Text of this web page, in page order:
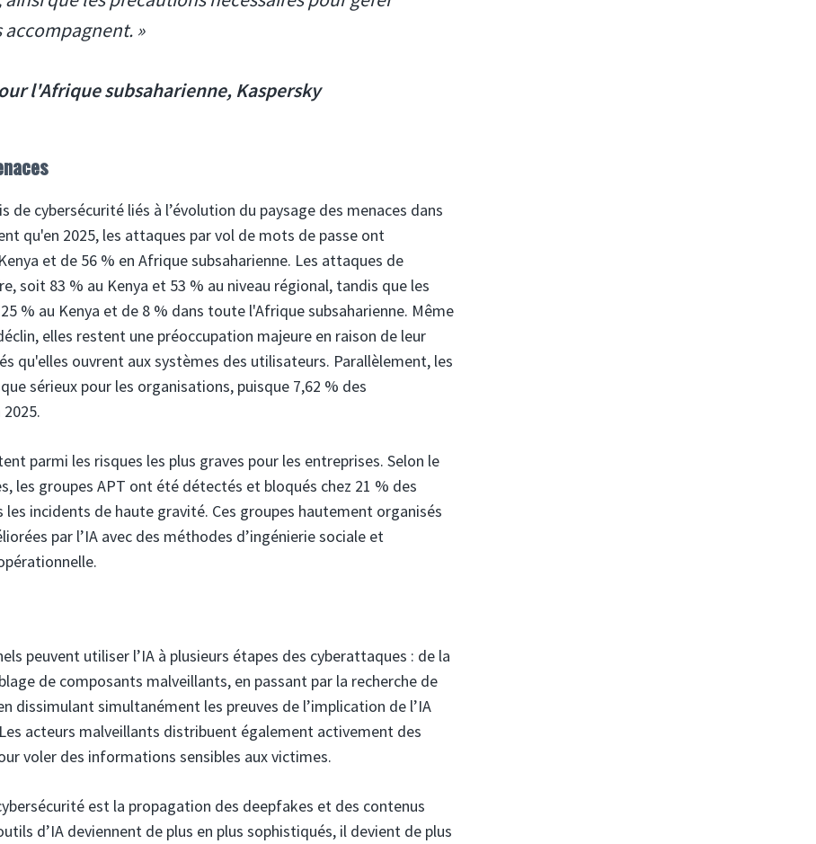
»
l'Afrique subsaharienne, Kaspersky
de cybersécurité liés à l’évolution du paysage des menaces dans
qu'en 2025, les attaques par vol de mots de passe ont
et de 56 % en Afrique subsaharienne. Les attaques de
soit 83 % au Kenya et 53 % au niveau régional, tandis que les
% au Kenya et de 8 % dans toute l'Afrique subsaharienne. Même
elles restent une préoccupation majeure en raison de leur
qu'elles ouvrent aux systèmes des utilisateurs. Parallèlement, les
sérieux pour les organisations, puisque 7,62 % des
parmi les risques les plus graves pour les entreprises. Selon le
les groupes APT ont été détectés et bloqués chez 21 % des
incidents de haute gravité. Ces groupes hautement organisés
par l’IA avec des méthodes d’ingénierie sociale et
peuvent utiliser l’IA à plusieurs étapes des cyberattaques : de la
de composants malveillants, en passant par la recherche de
dissimulant simultanément les preuves de l’implication de l’IA
acteurs malveillants distribuent également activement des
voler des informations sensibles aux victimes.
est la propagation des deepfakes et des contenus
d’IA deviennent de plus en plus sophistiqués, il devient de plus